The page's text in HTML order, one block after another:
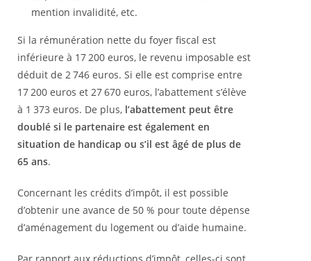
mention invalidité, etc.
Si la rémunération nette du foyer fiscal est
inférieure à 17 200 euros, le revenu imposable est
déduit de 2 746 euros. Si elle est comprise entre
17 200 euros et 27 670 euros, l’abattement s’élève
à 1 373 euros. De plus, l’abattement peut être
doublé si le partenaire est également en
situation de handicap ou s’il est âgé de plus de
65 ans.
Concernant les crédits d’impôt, il est possible
d’obtenir une avance de 50 % pour toute dépense
d’aménagement du logement ou d’aide humaine.